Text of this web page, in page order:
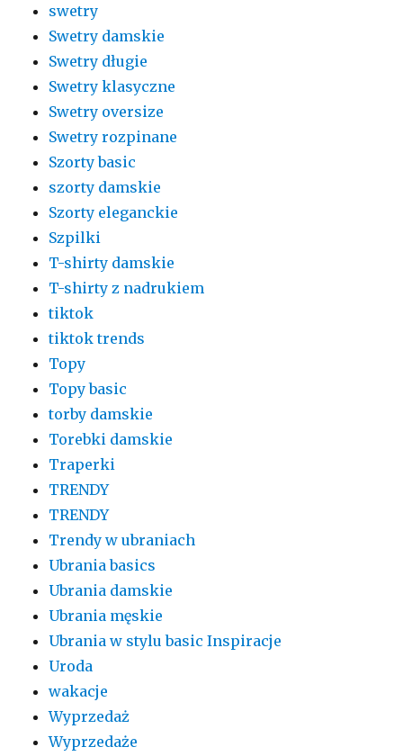
swetry
Swetry damskie
Swetry długie
Swetry klasyczne
Swetry oversize
Swetry rozpinane
Szorty basic
szorty damskie
Szorty eleganckie
Szpilki
T-shirty damskie
T-shirty z nadrukiem
tiktok
tiktok trends
Topy
Topy basic
torby damskie
Torebki damskie
Traperki
TRENDY
TRENDY
Trendy w ubraniach
Ubrania basics
Ubrania damskie
Ubrania męskie
Ubrania w stylu basic Inspiracje
Uroda
wakacje
Wyprzedaż
Wyprzedaże